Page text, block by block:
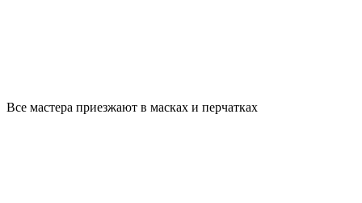
Все мастера приезжают в масках и перчатках